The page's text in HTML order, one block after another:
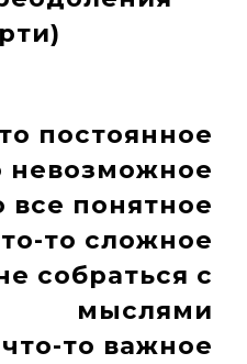
постоянное
невозможное
все понятное
то сложное
собраться с
мыслями
то важное